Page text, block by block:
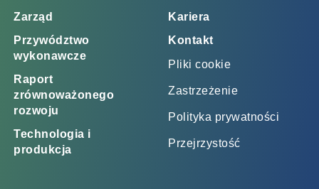
Zarząd
Przywództwo
wykonawcze
Raport
zrównoważonego
rozwoju
Technologia i
produkcja
Kariera
Kontakt
Pliki cookie
Zastrzeżenie
Polityka prywatności
Przejrzystość